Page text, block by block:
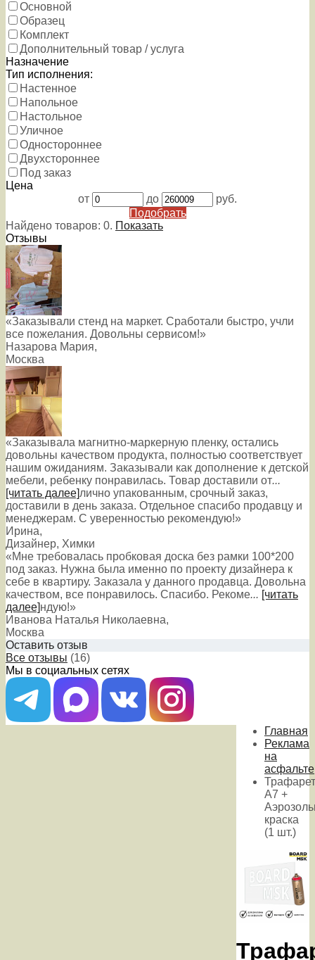
Основной
Образец
Комплект
Дополнительный товар / услуга
Назначение
Тип исполнения:
Настенное
Напольное
Настольное
Уличное
Одностороннее
Двухстороннее
Под заказ
Цена
от
до
руб.
Подобрать
Найдено товаров: 0. Показать
Отзывы
«Заказывали стенд на маркет. Сработали быстро, учли
все пожелания. Довольны сервисом!»
Назарова Мария,
Москва
«Заказывала магнитно-маркерную пленку, остались
довольны качеством продукта, полностью соответствует
нашим ожиданиям. Заказывали как дополнение к детской
мебели, ребенку понравилась. Товар доставили от...
[читать далее]лично упакованным, срочный заказ,
доставили в день заказа. Отдельное спасибо продавцу и
менеджерам. С уверенностью рекомендую!»
Ирина,
Дизайнер, Химки
«Мне требовалась пробковая доска без рамки 100*200
под заказ. Нужна была именно по проекту дизайнера к
себе в квартиру. Заказала у данного продавца. Довольна
качеством, все понравилось. Спасибо. Рекоме... [читать
далее]ндую!»
Иванова Наталья Николаевна,
Москва
Оставить отзыв
Все отзывы (16)
Мы в социальных сетях
Главная
Реклама
на
асфальте
Трафарет
А7 +
краска
(1 шт.)